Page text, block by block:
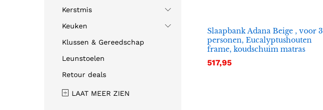
Slaapbank Adana Beige , voor 3
personen, Eucalyptushouten
frame, koudschuim matras
517,95
517,95
Kerstmis
Keuken
Klussen & Gereedschap
Leunstoelen
Retour deals
LAAT MEER ZIEN